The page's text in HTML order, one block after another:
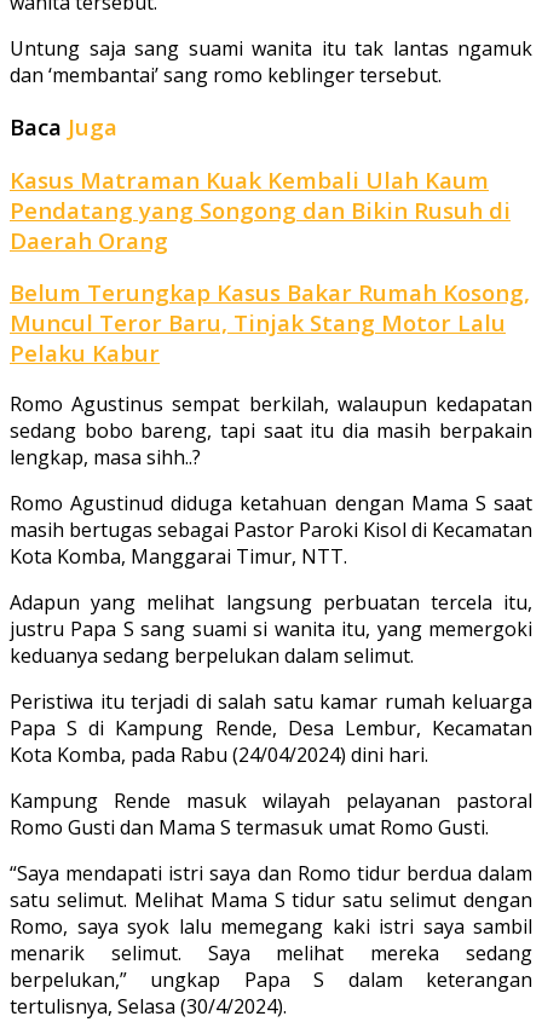
Untung saja sang suami wanita itu tak lantas ngamuk
dan ‘membantai’ sang romo keblinger tersebut.
Baca Juga
Kasus Matraman Kuak Kembali Ulah Kaum
Pendatang yang Songong dan Bikin Rusuh di
Daerah Orang
Belum Terungkap Kasus Bakar Rumah Kosong,
Muncul Teror Baru, Tinjak Stang Motor Lalu
Pelaku Kabur
Romo Agustinus sempat berkilah, walaupun kedapatan
sedang bobo bareng, tapi saat itu dia masih berpakain
lengkap, masa sihh..?
Romo Agustinud diduga ketahuan dengan Mama S saat
masih bertugas sebagai Pastor Paroki Kisol di Kecamatan
Kota Komba, Manggarai Timur, NTT.
Adapun yang melihat langsung perbuatan tercela itu,
justru Papa S sang suami si wanita itu, yang memergoki
keduanya sedang berpelukan dalam selimut.
Peristiwa itu terjadi di salah satu kamar rumah keluarga
Papa S di Kampung Rende, Desa Lembur, Kecamatan
Kota Komba, pada Rabu (24/04/2024) dini hari.
Kampung Rende masuk wilayah pelayanan pastoral
Romo Gusti dan Mama S termasuk umat Romo Gusti.
“Saya mendapati istri saya dan Romo tidur berdua dalam
satu selimut. Melihat Mama S tidur satu selimut dengan
Romo, saya syok lalu memegang kaki istri saya sambil
menarik selimut. Saya melihat mereka sedang
berpelukan,” ungkap Papa S dalam keterangan
tertulisnya, Selasa (30/4/2024).